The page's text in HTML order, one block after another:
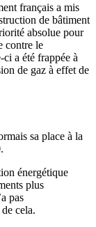
français a mis
de bâtiment
absolue pour
contre le
a été frappée à
de gaz à effet de
sa place à la
énergétique
plus
pas
cela.